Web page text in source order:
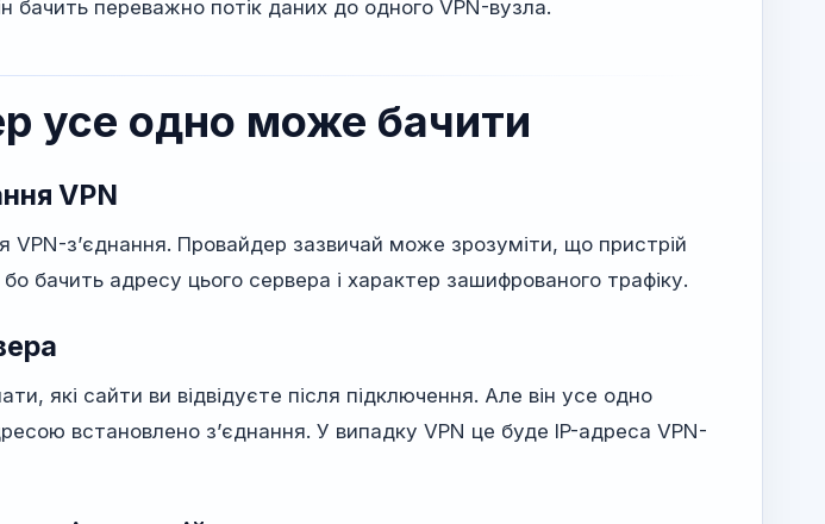
бачить переважно потік даних до одного VPN-вузла.
усе одно може бачити
VPN
VPN-з’єднання. Провайдер зазвичай може зрозуміти, що пристрій
бачить адресу цього сервера і характер зашифрованого трафіку.
які сайти ви відвідуєте після підключення. Але він усе одно
встановлено з’єднання. У випадку VPN це буде IP-адреса VPN-